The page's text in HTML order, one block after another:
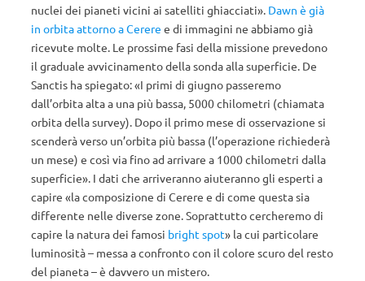
nuclei dei pianeti vicini ai satelliti ghiacciati». Dawn è già
in orbita attorno a Cerere e di immagini ne abbiamo già
ricevute molte. Le prossime fasi della missione prevedono
il graduale avvicinamento della sonda alla superficie. De
Sanctis ha spiegato: «I primi di giugno passeremo
dall’orbita alta a una più bassa, 5000 chilometri (chiamata
orbita della survey). Dopo il primo mese di osservazione si
scenderà verso un’orbita più bassa (l’operazione richiederà
un mese) e così via fino ad arrivare a 1000 chilometri dalla
superficie». I dati che arriveranno aiuteranno gli esperti a
capire «la composizione di Cerere e di come questa sia
differente nelle diverse zone. Soprattutto cercheremo di
capire la natura dei famosi bright spot» la cui particolare
luminosità – messa a confronto con il colore scuro del resto
del pianeta – è davvero un mistero.